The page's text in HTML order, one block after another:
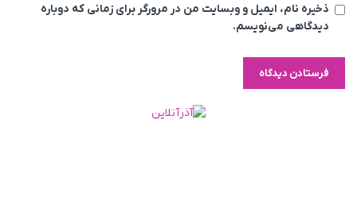
ذخیره نام، ایمیل و وبسایت من در مرورگر برای زمانی که دوباره
دیدگاهی می‌نویسم.